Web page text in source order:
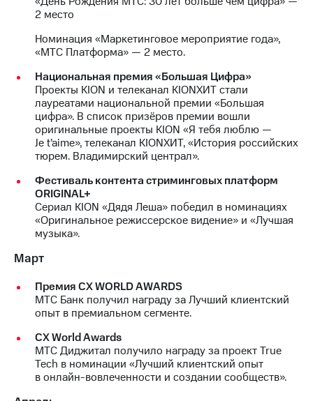
акционеров
кабинет
акционера
капитал
Контроль
и
аудит
Рынок
акций
Программа
приобретения
Порядок
выкупа
акций
Описание
Еврооблигации-2023
Уведомление
о
погашении
именных
облигаций
2 место
Номинация «Маркетинговое мероприятие года»,
«МТС Платформа» — 2 место.
Национальная премия «Большая Цифра»
Проекты KION и телеканал KIONХИТ стали
лауреатами национальной премии «Большая
цифра». В список призёров премии вошли
оригинальные проекты KION «Я тебя люблю —
Je t’aime», телеканал KIONХИТ, «История российских
тюрем. Владимирский централ».
Фестиваль контента стриминговых платформ
ORIGINAL+
Сериал KION «Дядя Леша» победил в номинациях
«Оригинальное режиссерское видение» и «Лучшая
музыка».
Март
Премия CX WORLD AWARDS
МТС Банк получил награду за Лучший клиентский
опыт в премиальном сегменте.
СХ World Awards
МТС Диджитал получило награду за проект True
Tech в номинации «Лучший клиентский опыт
в онлайн-вовлеченности и создании сообществ».